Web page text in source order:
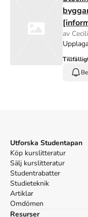
av
Utforska Studentapan
Köp kurslitteratur
Sälj kurslitteratur
Studentrabatter
Studieteknik
Artiklar
Omdömen
Resurser